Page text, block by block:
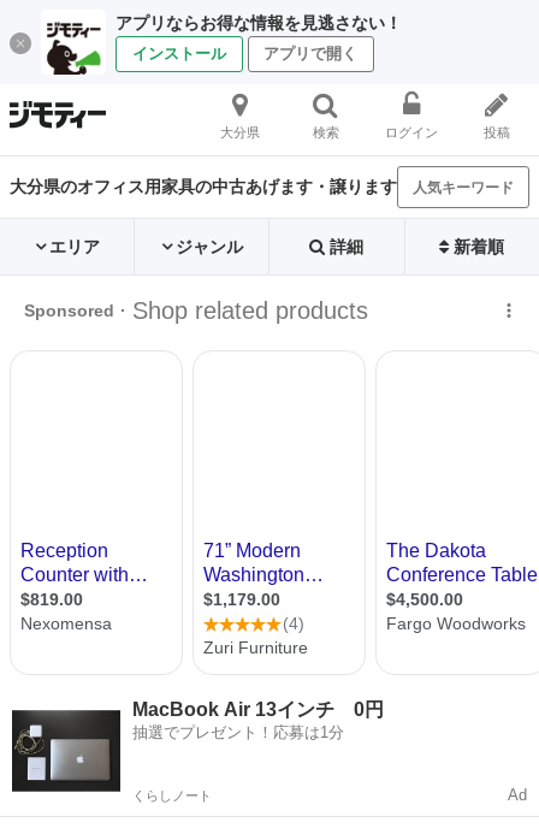
アプリならお得な情報を見逃さない！
インストール アプリで開く
大分県 検索 ログイン 投稿
大分県のオフィス用家具の中古あげます・譲ります 人気キーワード
エリア ジャンル 詳細 新着順
MacBook Air 13インチ 0円
抽選でプレゼント！応募は1分
くらしノート Ad